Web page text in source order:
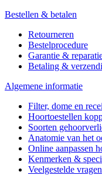
Bestellen & betalen
Retourneren
Bestelprocedure
Garantie &
Betaling &
Algemene informatie
Filter, dome en
Hoortoestellen
Soorten
Anatomie van het
Online aanpassen
Kenmerken &
Veelgestelde vragen